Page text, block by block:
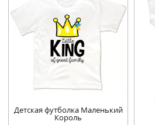
Детская футболка Маленький
Король